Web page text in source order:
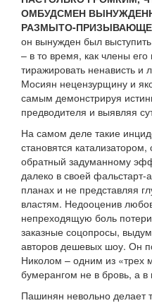
ОМБУДСМЕН
РАЗМЫТО-
он вынужден был
– в то время, как члены
тиражировать ненависть
Мосиян нецензурщину и
самым демонстрируя
предводителя и выявляя
На самом деле такие
становятся
обратный задуманному
далеко в своей фальстарт-
планах и не представляя
властям. Недооценив
непреходящую боль
заказные соцопросы,
авторов дешевых шоу. Он
Николом – одним из «трех
бумерангом не в бровь, а в
Пашинян невольно делает